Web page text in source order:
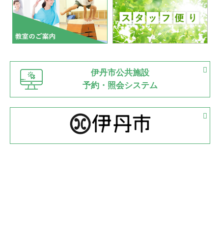
緑ケ丘体育館
2022.07.03
市内総合体育大会が開始
緑ケ丘体育館 猪名川運動広場
古池運動広場
2022.06.12
県知事杯争奪バレーボール大会が開催
緑ケ丘体育館
2022.05.05
体育協会長杯 バドミントン競技の部
2022.05.22
伊丹市公共施設
予約・照会システム